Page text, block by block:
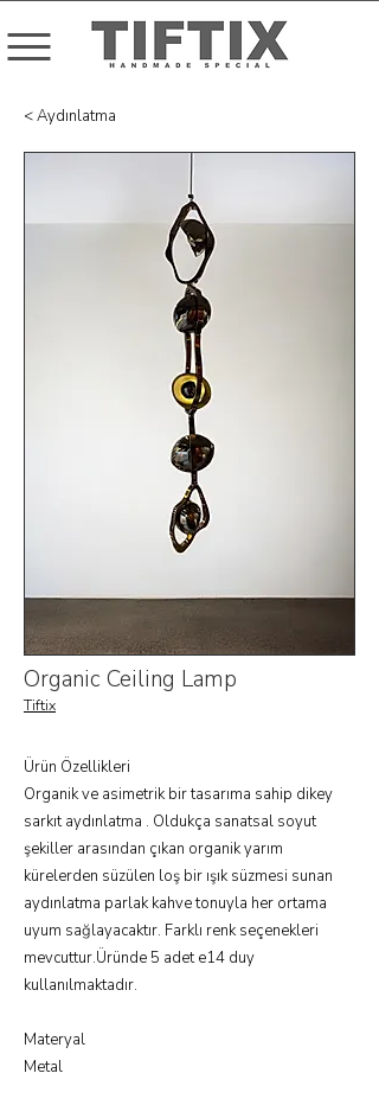
< Aydınlatma
Organic Ceiling Lamp
Tiftix
Ürün Özellikleri
Organik ve asimetrik bir tasarıma sahip dikey
sarkıt aydınlatma . Oldukça sanatsal soyut
şekiller arasından çıkan organik yarım
kürelerden süzülen loş bir ışık süzmesi sunan
aydınlatma parlak kahve tonuyla her ortama
uyum sağlayacaktır. Farklı renk seçenekleri
mevcuttur.Üründe 5 adet e14 duy
kullanılmaktadır.
Materyal
Metal